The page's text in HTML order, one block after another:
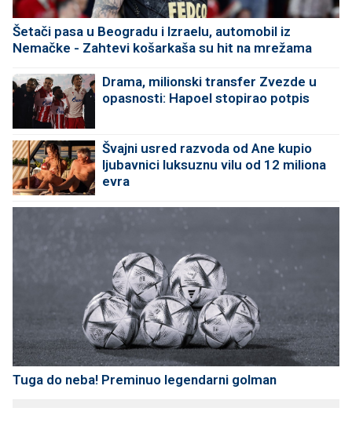
Šetači pasa u Beogradu i Izraelu, automobil iz
Nemačke - Zahtevi košarkaša su hit na mrežama
Drama, milionski transfer Zvezde u
opasnosti: Hapoel stopirao potpis
Švajni usred razvoda od Ane kupio
ljubavnici luksuznu vilu od 12 miliona
evra
Tuga do neba! Preminuo legendarni golman